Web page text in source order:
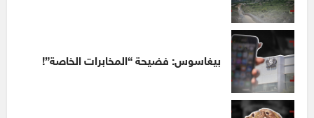
بيغاسوس: فضيحة “المخابرات الخاصة”!